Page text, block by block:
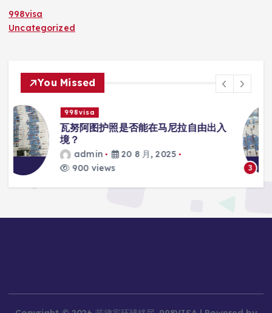
998visa
Uncategorized
You Missed
998visa
瓦努阿图护照是否能在马尼拉使用国际
admin
20 8 月, 2025
816 views